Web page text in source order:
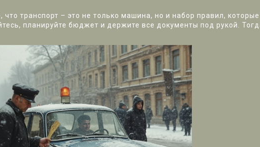
что транспорт – это не только машина, но и набор правил,
планируйте бюджет и держите все документы под рукой.